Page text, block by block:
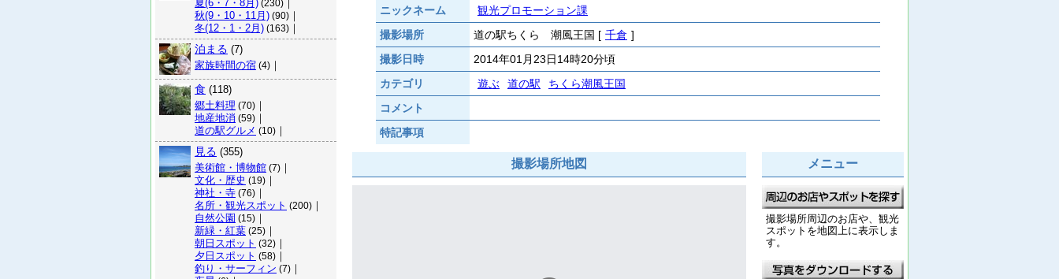
夏(6・7・8月) (230) ｜
秋(9・10・11月) (90) ｜
冬(12・1・2月) (163) ｜
泊まる (7)
家族時間の宿 (4) ｜
食 (118)
郷土料理 (70) ｜
地産地消 (59) ｜
道の駅グルメ (10) ｜
見る (355)
美術館・博物館 (7) ｜
文化・歴史 (19) ｜
神社・寺 (76) ｜
名所・観光スポット (200) ｜
自然公園 (15) ｜
新緑・紅葉 (25) ｜
朝日スポット (32) ｜
夕日スポット (58) ｜
釣り・サーフィン (7) ｜
ニックネーム
観光プロモーション課
撮影場所
道の駅ちくら 潮風王国 [ 千倉 ]
撮影日時
2014年01月23日14時20分頃
カテゴリ
遊ぶ 道の駅
ちくら潮風王国
コメント
特記事項
撮影場所地図 メニュー
撮影場所周辺のお店や、観光
スポットを地図上に表示しま
す。